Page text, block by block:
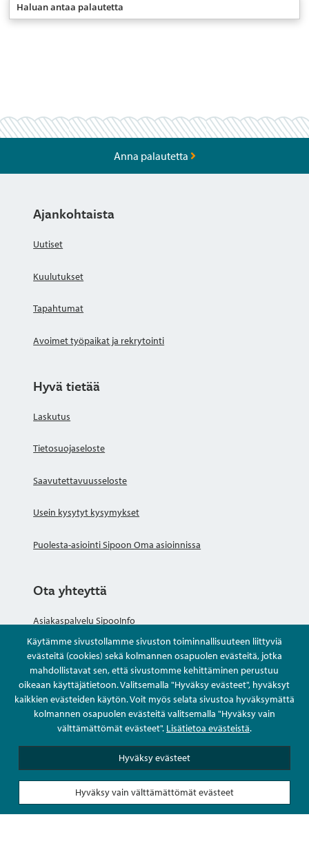
Haluan antaa palautetta
Käytämme sivustollamme sivuston toiminnallisuuteen liittyviä
evästeitä (cookies) sekä kolmannen osapuolen evästeitä, jotka
mahdollistavat sen, että sivustomme kehittäminen perustuu
oikeaan käyttäjätietoon. Valitsemalla "Hyväksy evästeet", hyväksyt
kaikkien evästeiden käytön. Voit myös selata sivustoa hyväksymättä
kolmannen osapuolen evästeitä valitsemalla "Hyväksy vain
välttämättömät evästeet". Lisätietoa evästeistä.
Hyväksy evästeet
Hyväksy vain välttämättömät evästeet
Anna palautetta
Ajankohtaista
Uutiset
Kuulutukset
Tapahtumat
Avoimet työpaikat ja rekrytointi
Hyvä tietää
Laskutus
Tietosuojaseloste
Saavutettavuusseloste
Usein kysytyt kysymykset
Puolesta-asiointi Sipoon Oma asioinnissa
Ota yhteyttä
Asiakaspalvelu SipooInfo
Anna palautetta nimettömästi
Kysy tai asioi
Yhteystiedot